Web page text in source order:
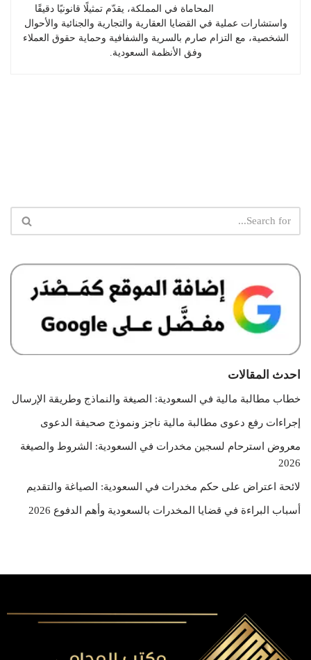
المحاماة في المملكة، يقدّم تمثيلًا قانونيًا دقيقًا
واستشارات عملية في القضايا العقارية والتجارية والجنائية والأحوال
الشخصية، مع التزام صارم بالسرية والشفافية وحماية حقوق العملاء
وفق الأنظمة السعودية.
احدث المقالات
خطاب مطالبة مالية في السعودية: الصيغة والنماذج وطريقة الإرسال
إجراءات رفع دعوى مطالبة مالية ناجز ونموذج صحيفة الدعوى
معروض استرحام لسجين مخدرات في السعودية: الشروط والصيغة
2026
لائحة اعتراض على حكم مخدرات في السعودية: الصياغة والتقديم
أسباب البراءة في قضايا المخدرات بالسعودية وأهم الدفوع 2026